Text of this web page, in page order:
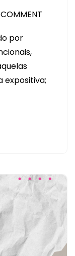
por
expositiva;